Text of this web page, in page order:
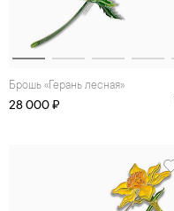
Брошь «Герань лесная»
28 000 ₽